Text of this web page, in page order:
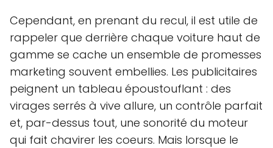
Cependant, en prenant du recul, il est utile de
rappeler que derrière chaque voiture haut de
gamme se cache un ensemble de promesses
marketing souvent embellies. Les publicitaires
peignent un tableau époustouflant : des
virages serrés à vive allure, un contrôle parfait
et, par-dessus tout, une sonorité du moteur
qui fait chavirer les coeurs. Mais lorsque le